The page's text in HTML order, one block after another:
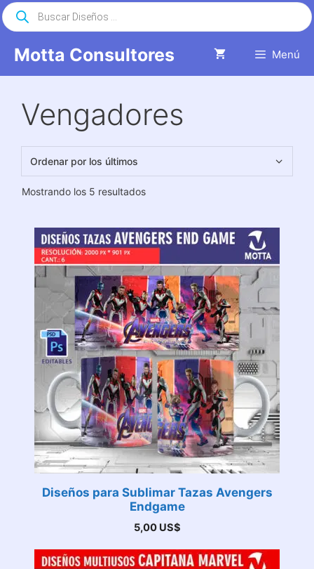
Saltar
al
Motta Consultores Menú
Búsqueda
de
productos
Vengadores
Mostrando los 5 resultadosOrdenado
últimos
Diseños para Sublimar Tazas Avengers
Endgame
5,00 US$